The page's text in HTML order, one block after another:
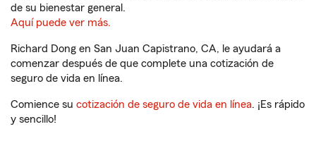
de su bienestar general.
Aquí puede ver más.
Richard Dong en San Juan Capistrano, CA, le ayudará a
comenzar después de que complete una cotización de
seguro de vida en línea.
Comience su cotización de seguro de vida en línea. ¡Es rápido
y sencillo!